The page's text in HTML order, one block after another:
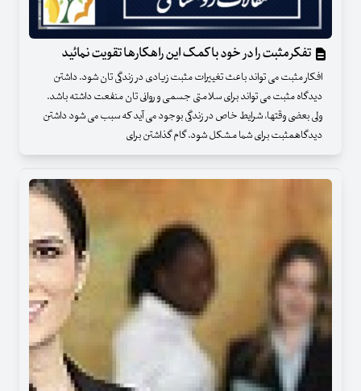
تفکر مثبت را در خود با کمک این راهکارها تقویت نمائید
افکار مثبت می تواند باعث تغییرات مثبت زیادی در زندگی تان شود. داشتن
دیدگاه مثبت می تواند برای سلامتی جسمی و روانی تان منفعت داشته باشد.
ولی بعضی وقتها، شرایط خاص در زندگی بوجود می آید که سبب می شود داشتن
دیدگاهمثبت برای شما مشکل شود. گام گذاشتن برای